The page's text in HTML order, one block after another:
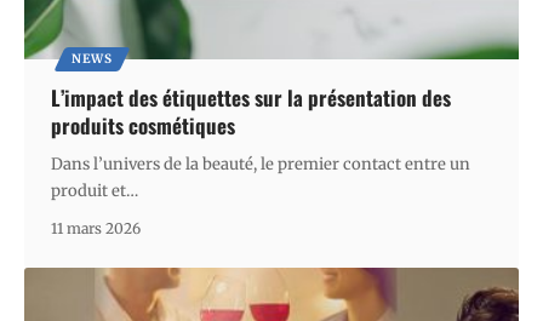
NEWS
L’impact des étiquettes sur la présentation des
produits cosmétiques
Dans l’univers de la beauté, le premier contact entre un
produit et…
11 mars 2026